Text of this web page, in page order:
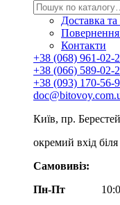
Доставка та
Повернення
Контакти
+38 (068) 961-02-
+38 (066) 589-02-
+38 (093) 170-56-
Київ, пр.
окремий вхід
Самовивіз:
Пн-Пт